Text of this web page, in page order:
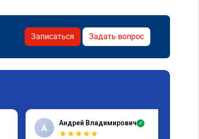
Записаться Задать вопрос
А Андрей Владимирович ✓
★★★★★